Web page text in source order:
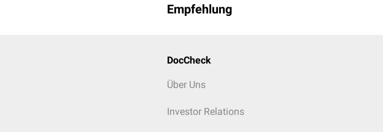
Empfehlung
DocCheck
Über Uns
Investor Relations